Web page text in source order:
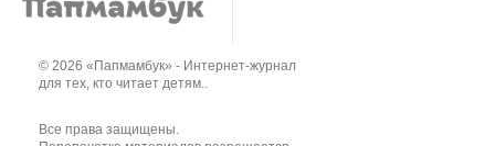
© 2026 «Папмамбук» - Интернет-журнал
для тех, кто читает детям..
Все права защищены.